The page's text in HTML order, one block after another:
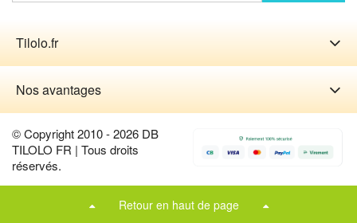
Tilolo.fr
Nos avantages
© Copyright 2010 - 2026 DB
TILOLO FR | Tous droits
réservés.
Retour en haut de page